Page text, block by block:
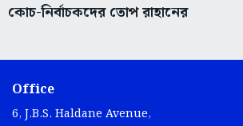
কোচ-নির্বাচকদের তোপ রাহানের
Office
6, J.B.S. Haldane Avenue,